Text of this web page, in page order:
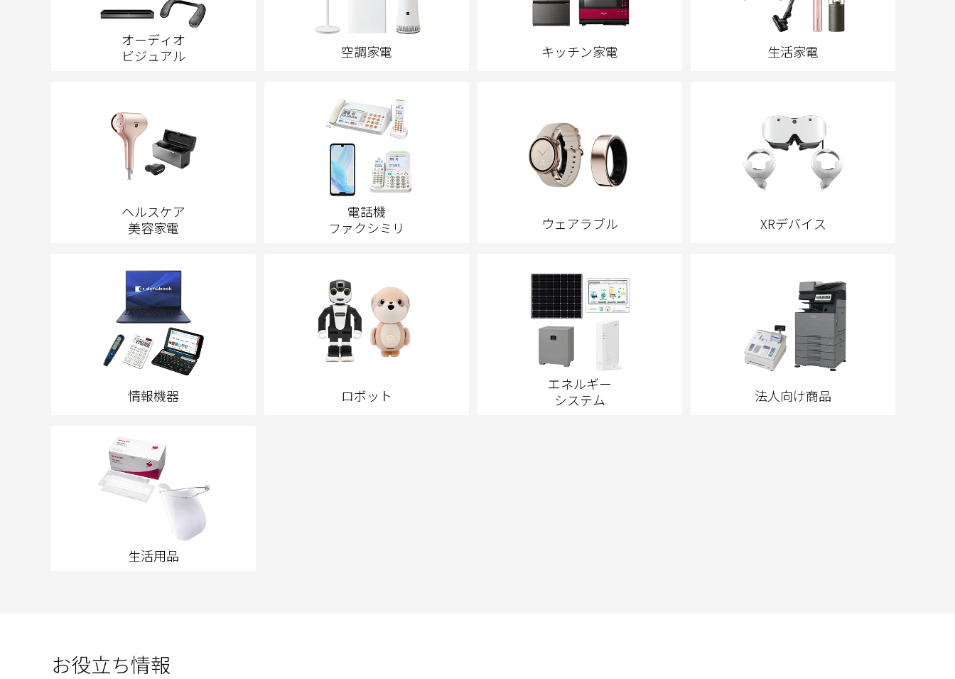
オーディオ
ビジュアル
空調家電 キッチン家電 生活家電
ヘルスケア
美容家電
電話機
ファクシミリ
ウェアラブル XRデバイス
情報機器 ロボット
エネルギー
システム
法人向け商品
生活用品
お役立ち情報